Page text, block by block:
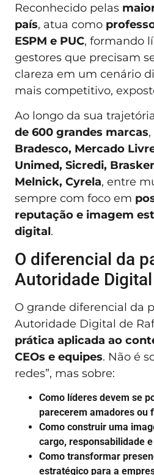
Reconhecido pelas
país, atua como
ESPM e PUC, formando
gestores que precisam
clareza em um cenário
mais competitivo,
Ao longo da sua
de 600 grandes marcas
Bradesco, Mercado
Unimed, Sicredi,
Melnick, Cyrela, entre
sempre com foco em
reputação e imagem
digital.
O diferencial da
Autoridade Digital
O grande diferencial da
Autoridade Digital de
prática aplicada ao
CEOs e equipes. Não é
redes”, mas sobre:
Como líderes devem se
parecerem amadores ou
Como construir uma
cargo, responsabilidade
Como transformar
estratégico para a